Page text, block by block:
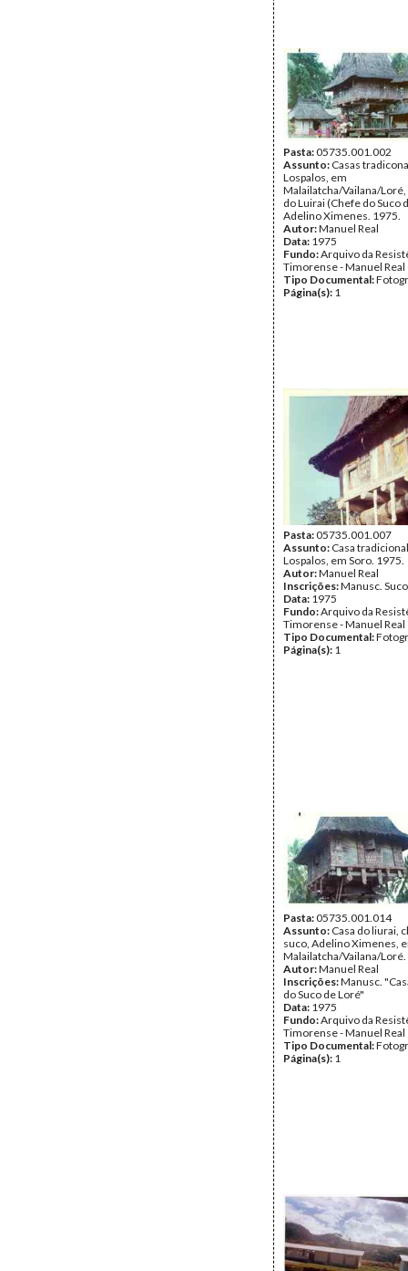
Pasta:05735.001.002
Assunto: Casas
Lospalos, em
Malailatcha/Vailana/
do Luirai (Chefe do Suco
Adelino Ximenes. 1975.
Autor:Manuel Real
Data: 1975
Fundo:Arquivo da
Timorense - Manuel Real
Tipo Documental:
Página(s): 1
Pasta:05735.001.007
Assunto: Casa
Lospalos, em Soro. 1975.
Autor:Manuel Real
Inscrições:Manusc.
Data: 1975
Fundo:Arquivo da
Timorense - Manuel Real
Tipo Documental:
Página(s): 1
Pasta:05735.001.014
Assunto: Casa do liurai,
suco, Adelino Ximenes,
Malailatcha/Vailana/
Autor:Manuel Real
Inscrições:Manusc.
do Suco de Loré"
Data: 1975
Fundo:Arquivo da
Timorense - Manuel Real
Tipo Documental:
Página(s): 1